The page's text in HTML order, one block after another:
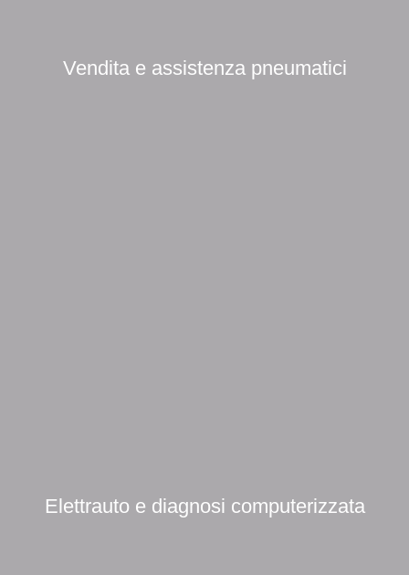
Vendita e assistenza pneumatici
Elettrauto e diagnosi computerizzata